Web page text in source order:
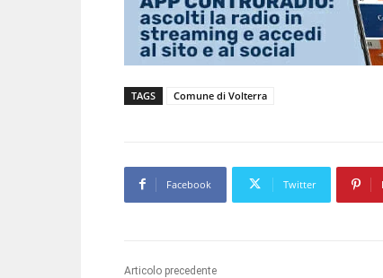
TAGS Comune di Volterra
Facebook Twitter
Articolo precedente